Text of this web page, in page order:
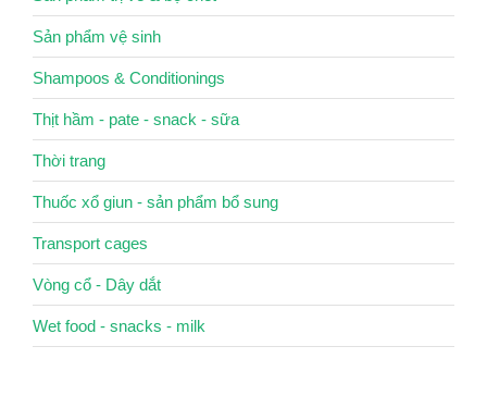
Sản phẩm vệ sinh
Shampoos & Conditionings
Thịt hầm - pate - snack - sữa
Thời trang
Thuốc xổ giun - sản phẩm bổ sung
Transport cages
Vòng cổ - Dây dắt
Wet food - snacks - milk